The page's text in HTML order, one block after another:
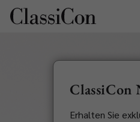
ClassiCon
Erhalten Sie